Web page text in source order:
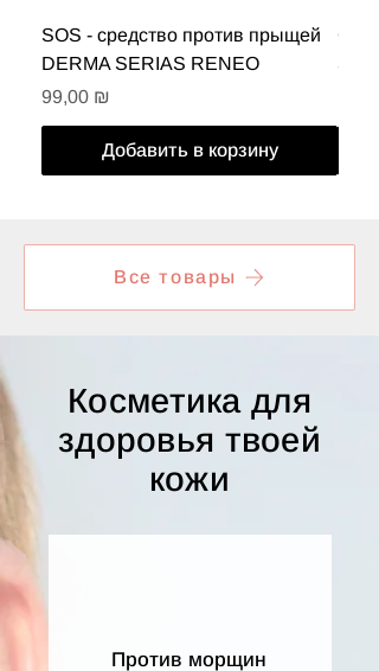
SOS - средство против прыщей
DERMA SERIAS RENEO
Цена
99,00 ₪
Добавить в корзину
50
Все товары
Косметика для
здоровья твоей
кожи
Против морщин